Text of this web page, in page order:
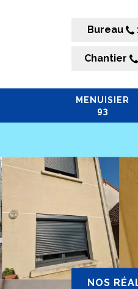
Bureau
Chantier
MENUISIER
93
NOS